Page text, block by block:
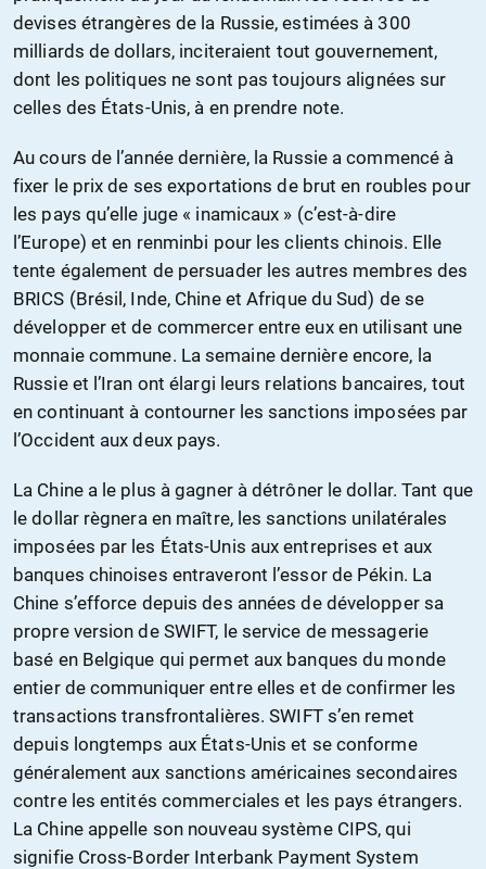
devises étrangères de la Russie, estimées à 300
milliards de dollars, inciteraient tout gouvernement,
dont les politiques ne sont pas toujours alignées sur
celles des États-Unis, à en prendre note.
Au cours de l’année dernière, la Russie a commencé à
fixer le prix de ses exportations de brut en roubles pour
les pays qu’elle juge « inamicaux » (c’est-à-dire
l’Europe) et en renminbi pour les clients chinois. Elle
tente également de persuader les autres membres des
BRICS (Brésil, Inde, Chine et Afrique du Sud) de se
développer et de commercer entre eux en utilisant une
monnaie commune. La semaine dernière encore, la
Russie et l’Iran ont élargi leurs relations bancaires, tout
en continuant à contourner les sanctions imposées par
l’Occident aux deux pays.
La Chine a le plus à gagner à détrôner le dollar. Tant que
le dollar règnera en maître, les sanctions unilatérales
imposées par les États-Unis aux entreprises et aux
banques chinoises entraveront l’essor de Pékin. La
Chine s’efforce depuis des années de développer sa
propre version de SWIFT, le service de messagerie
basé en Belgique qui permet aux banques du monde
entier de communiquer entre elles et de confirmer les
transactions transfrontalières. SWIFT s’en remet
depuis longtemps aux États-Unis et se conforme
généralement aux sanctions américaines secondaires
contre les entités commerciales et les pays étrangers.
La Chine appelle son nouveau système CIPS, qui
signifie Cross-Border Interbank Payment System